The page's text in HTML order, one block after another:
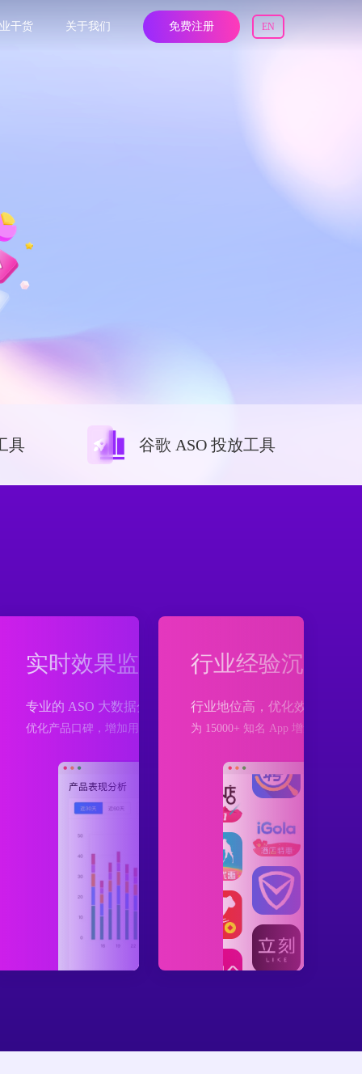
干货 关于我们 免费注册 EN
具 谷歌 ASO 投放工具
实时效果监控
专业的 ASO 大数据分析平台
优化产品口碑，增加用户转化
行业经验沉淀
行业地位高，优化效果好
为 15000+ 知名 App 增量保驾护航